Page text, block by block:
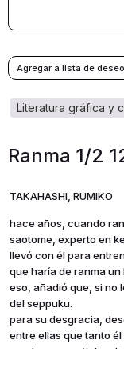
literatura gráfica y
Ranma 1/2
TAKAHASHI, RUMIKO
hace años, cuando
saotome, experto en
llevó con él para
que haría de ranma
eso, añadió que, si no
del seppuku.
para su desgracia,
entre ellas que tanto
sendos manantiales
consecuencia, al